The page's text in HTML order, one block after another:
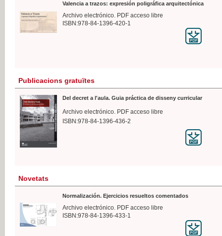
Valencia a trazos: expresión poligráfica arquitectónica
Archivo electrónico. PDF acceso libre
ISBN:978-84-1396-420-1
Publicacions gratuïtes
Del decret a l'aula. Guia práctica de disseny curricular
Archivo electrónico. PDF acceso libre
ISBN:978-84-1396-436-2
Novetats
Normalización. Ejercicios resueltos comentados
Archivo electrónico. PDF acceso libre
ISBN:978-84-1396-433-1